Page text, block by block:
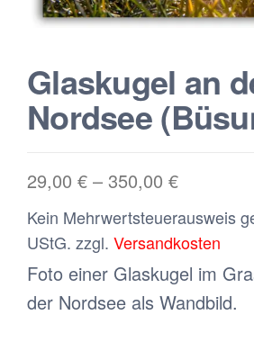
Glaskugel an
Nordsee
29,00 € – 350,00 €
Kein Mehrwertsteuerausweis
UStG. zzgl. Versandkosten
Foto einer Glaskugel im
der Nordsee als Wandbild.